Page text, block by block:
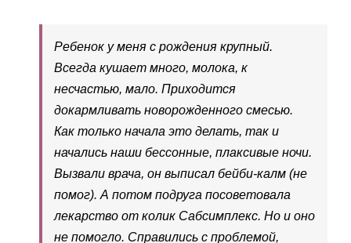
Ребенок у меня с рождения крупный.
Всегда кушает много, молока, к
несчастью, мало. Приходится
докармливать новорожденного смесью.
Как только начала это делать, так и
начались наши бессонные, плаксивые ночи.
Вызвали врача, он выписал бейби-калм (не
помог). А потом подруга посоветовала
лекарство от колик Сабсимплекс. Но и оно
не помогло. Справились с проблемой,